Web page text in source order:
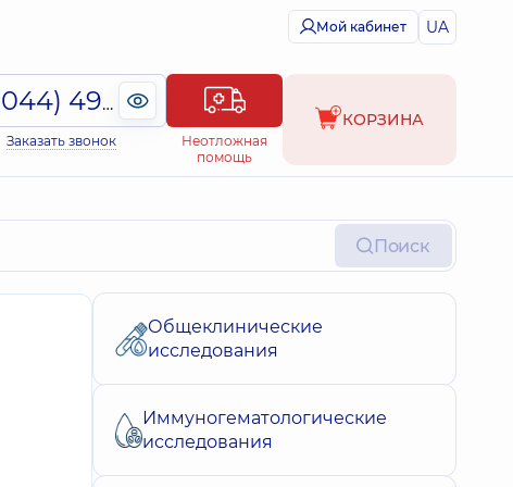
Мой кабинет UA
(044) 495-2-888
Заказать звонок
Неотложная
помощь
КОРЗИНА
Поиск
Общеклинические
исследования
Иммуногематологические
исследования